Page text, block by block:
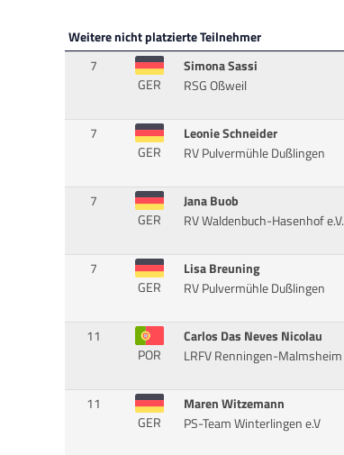
Weitere nicht platzierte Teilnehmer
7
GER
Simona Sassi
RSG Oßweil
7
GER
Leonie Schneider
RV Pulvermühle Dußlingen
7
GER
Jana Buob
RV Waldenbuch-Hasenhof e.V.
7
GER
Lisa Breuning
RV Pulvermühle Dußlingen
11
POR
Carlos Das Neves Nicolau
LRFV Renningen-Malmsheim
11
GER
Maren Witzemann
PS-Team Winterlingen e.V